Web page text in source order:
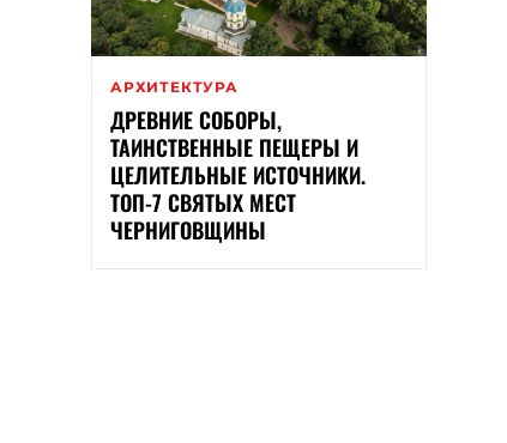
АРХИТЕКТУРА
ДРЕВНИЕ СОБОРЫ,
ТАИНСТВЕННЫЕ ПЕЩЕРЫ И
ЦЕЛИТЕЛЬНЫЕ ИСТОЧНИКИ.
ТОП-7 СВЯТЫХ МЕСТ
ЧЕРНИГОВЩИНЫ